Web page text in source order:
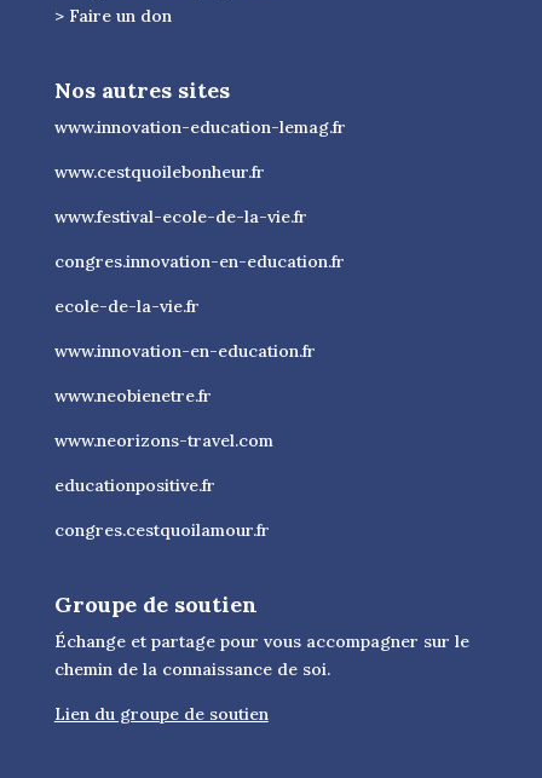
> Faire un don
Nos autres sites
www.innovation-education-lemag.fr
www.cestquoilebonheur.fr
www.festival-ecole-de-la-vie.fr
congres.innovation-en-education.fr
ecole-de-la-vie.fr
www.innovation-en-education.fr
www.neobienetre.fr
www.neorizons-travel.com
educationpositive.fr
congres.cestquoilamour.fr
Groupe de soutien
Échange et partage pour vous accompagner sur le
chemin de la connaissance de soi.
Lien du groupe de soutien